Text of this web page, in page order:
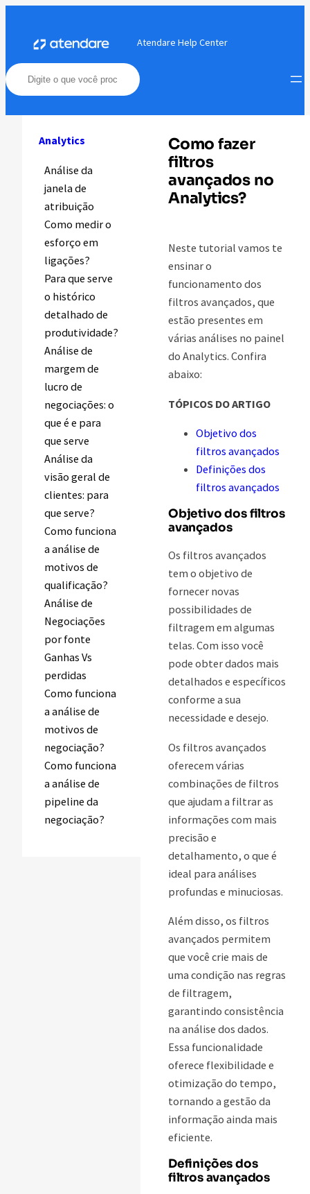
conteúdo
Atendare Help Center
Analytics
Análise da
janela de
atribuição
Como medir o
esforço em
ligações?
Para que serve
o histórico
detalhado de
produtividade?
Análise de
margem de
lucro de
negociações: o
que é e para
que serve
Análise da
visão geral de
clientes: para
que serve?
Como funciona
a análise de
motivos de
qualificação?
Análise de
Negociações
por fonte
Ganhas Vs
perdidas
Como funciona
a análise de
motivos de
negociação?
Como funciona
a análise de
pipeline da
negociação?
Como fazer
filtros
avançados no
Analytics?
Neste tutorial vamos te
ensinar o
funcionamento dos
filtros avançados, que
estão presentes em
várias análises no painel
do Analytics. Confira
abaixo:
TÓPICOS DO ARTIGO
Objetivo dos
filtros avançados
Definições dos
filtros avançados
Objetivo dos filtros
avançados
Os filtros avançados
tem o objetivo de
fornecer novas
possibilidades de
filtragem em algumas
telas. Com isso você
pode obter dados mais
detalhados e específicos
conforme a sua
necessidade e desejo.
Os filtros avançados
oferecem várias
combinações de filtros
que ajudam a filtrar as
informações com mais
precisão e
detalhamento, o que é
ideal para análises
profundas e minuciosas.
Além disso, os filtros
avançados permitem
que você crie mais de
uma condição nas regras
de filtragem,
garantindo consistência
na análise dos dados.
Essa funcionalidade
oferece flexibilidade e
otimização do tempo,
tornando a gestão da
informação ainda mais
eficiente.
Definições dos
filtros avançados